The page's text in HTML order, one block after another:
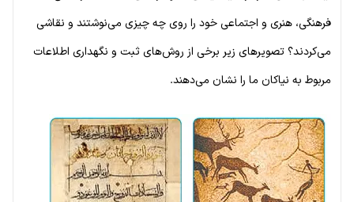
فرهنگی، هنری و اجتماعی خود را روی چه چیزی می‌نوشتند و نقاشی
می‌کردند؟ تصویرهای زیر برخی از روش‌های ثبت و نگهداری اطلاعات
مربوط به نیاکان ما را نشان می‌دهند.